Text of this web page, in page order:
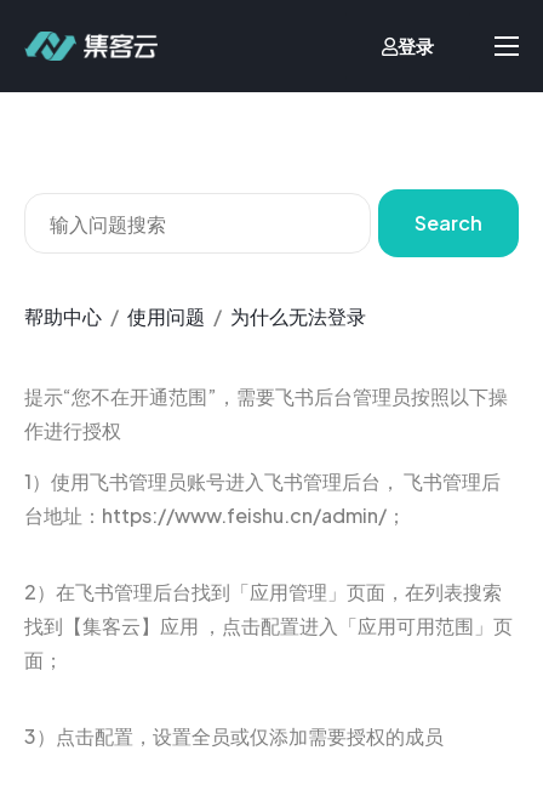
首页
流程自动化
客户案例
关于我们
登录
Search
帮助中心 使用问题 为什么无法登录
提示“您不在开通范围”，需要飞书后台管理员按照以下操
作进行授权
1）使用飞书管理员账号进入飞书管理后台， 飞书管理后
台地址：https://www.feishu.cn/admin/；
2）在飞书管理后台找到「应用管理」页面，在列表搜索
找到【集客云】应用 ，点击配置进入「应用可用范围」页
面；
3）点击配置，设置全员或仅添加需要授权的成员